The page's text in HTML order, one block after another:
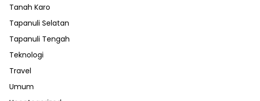
Tanah Karo
Tapanuli Selatan
Tapanuli Tengah
Teknologi
Travel
Umum